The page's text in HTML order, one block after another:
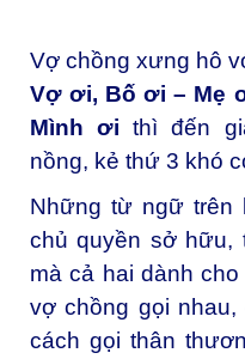
Vợ chồng xưng hô
Vợ ơi, Bố ơi – Mẹ
Mình ơi thì đến
nồng, kẻ thứ 3 khó
Những từ ngữ trên
chủ quyền sở hữu,
mà cả hai dành
vợ chồng gọi nhau,
cách gọi thân